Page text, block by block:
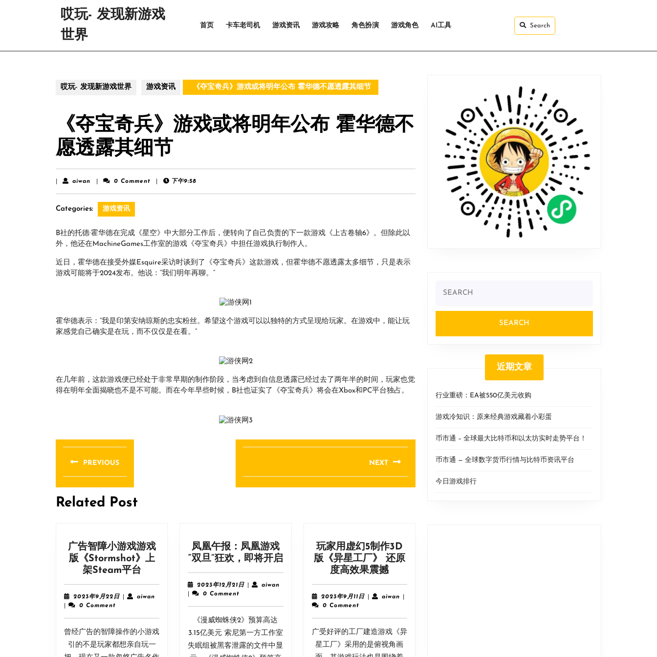
哎玩- 发现新游戏
世界
首页 卡车老司机 游戏资讯 游戏攻略 角色扮演 游戏角色 AI工具 Search
哎玩- 发现新游戏世界 游戏资讯 《夺宝奇兵》游戏或将明年公布 霍华德不愿透露其细节
《夺宝奇兵》游戏或将明年公布 霍华德不
愿透露其细节
aiwan aiwan 0 Comment 下午9:58
Categories: 游戏资讯
B社的托德·霍华德在完成《星空》中大部分工作后，便转向了自己负责的下一款游戏《上古卷轴6》。但除此以
外，他还在MachineGames工作室的游戏《夺宝奇兵》中担任游戏执行制作人。
近日，霍华德在接受外媒Esquire采访时谈到了《夺宝奇兵》这款游戏，但霍华德不愿透露太多细节，只是表示
游戏可能将于2024发布。他说：“我们明年再聊。”
霍华德表示：“我是印第安纳琼斯的忠实粉丝。希望这个游戏可以以独特的方式呈现给玩家。在游戏中，能让玩
家感觉自己确实是在玩，而不仅仅是在看。”
在几年前，这款游戏便已经处于非常早期的制作阶段，当考虑到自信息透露已经过去了两年半的时间，玩家也觉
得在明年全面揭晓也不是不可能。而在今年早些时候，B社也证实了《夺宝奇兵》将会在Xbox和PC平台独占。
文
章
导
航
PREVIOUS
post:
NEXT
post:
Related Post
广告智障小游戏游戏
版《Stormshot》上
架Steam平台广
告
智
小
游
戏
游
2023年9月22日2023
22
日
aiwanaiwan
0 Comment
曾经广告的智障操作的小游戏
引的不是玩家都想亲自玩一
凤凰午报：凤凰游戏
“双旦”狂欢，即将开启凤
凰
凤
游
2023年12月21日2023
21
日
aiwan
0 Comment
《漫威蜘蛛侠2》预算高达
3.15亿美元 索尼第一方工作室
失眠组被黑客泄露的文件中显
玩家用虚幻5制作3D
版《异星工厂》 还原
度高效果震撼玩
家
用
幻
5
制
作
2023年9月11日2023
11
日
aiwanaiwan
0 Comment
广受好评的工厂建造游戏《异
星工厂》采用的是俯视角画
for:
近期文章
行业重磅：EA被550亿美元收购
游戏冷知识：原来经典游戏藏着小彩蛋
币市通 – 全球最大比特币和以太坊实时走势平台！
币市通 — 全球数字货币行情与比特币资讯平台
今日游戏排行